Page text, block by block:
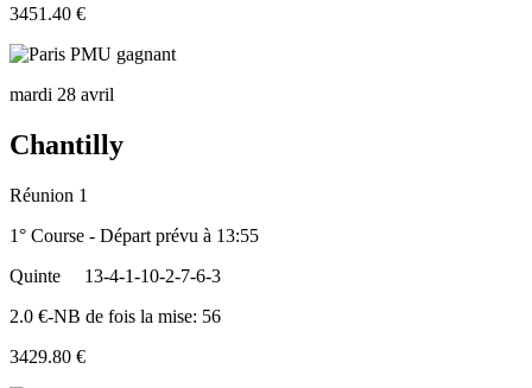
3451.40 €
mardi 28 avril
Chantilly
Réunion 1
1° Course - Départ prévu à 13:55
Quinte
13-4-1-10-2-7-6-3
2.0 €-NB de fois la mise: 56
3429.80 €